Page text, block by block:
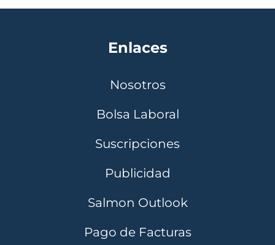
Enlaces
Nosotros
Bolsa Laboral
Suscripciones
Publicidad
Salmon Outlook
Pago de Facturas